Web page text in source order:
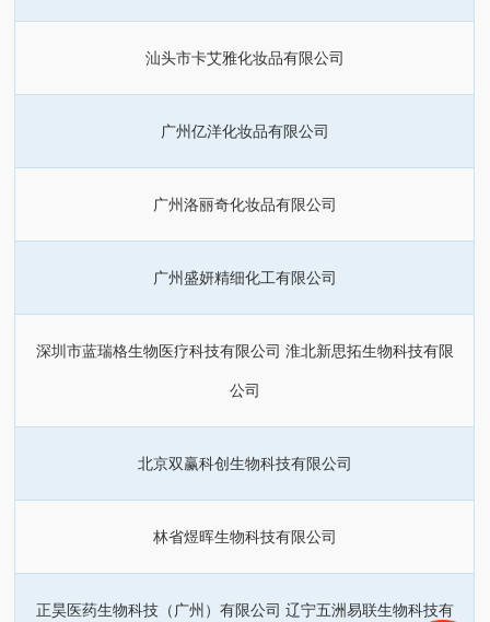
汕头市卡艾雅化妆品有限公司
广州亿洋化妆品有限公司
广州洛丽奇化妆品有限公司
广州盛妍精细化工有限公司
深圳市蓝瑞格生物医疗科技有限公司 淮北新思拓生物科技有限
公司
北京双赢科创生物科技有限公司
林省煜晖生物科技有限公司
正昊医药生物科技（广州）有限公司 辽宁五洲易联生物科技有